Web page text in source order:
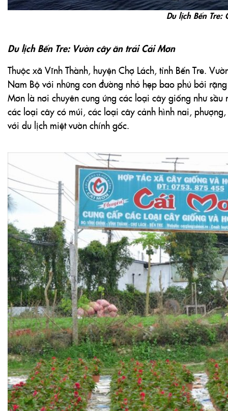
Nam Bộ với những con đường nhỏ hẹp bao phủ bởi
các loại cây có múi, các loại cây cảnh hình nai,
với du lịch miệt vườn chính gốc.
Du lịch Bến Tre: Vườn
Du lịch Bến Tre: Sân chim Vàm Hồ